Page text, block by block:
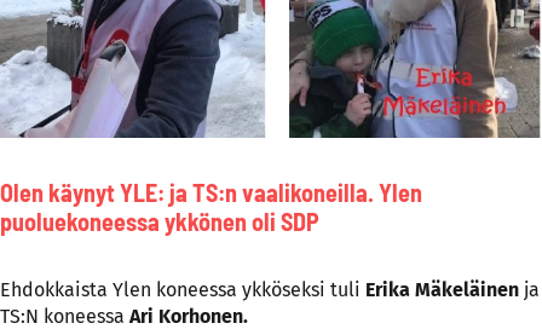
Olen käynyt YLE: ja TS:n vaalikoneilla. Ylen
puoluekoneessa ykkönen oli SDP
Ehdokkaista Ylen koneessa ykköseksi tuli Erika Mäkeläinen ja
TS:N koneessa Ari Korhonen.